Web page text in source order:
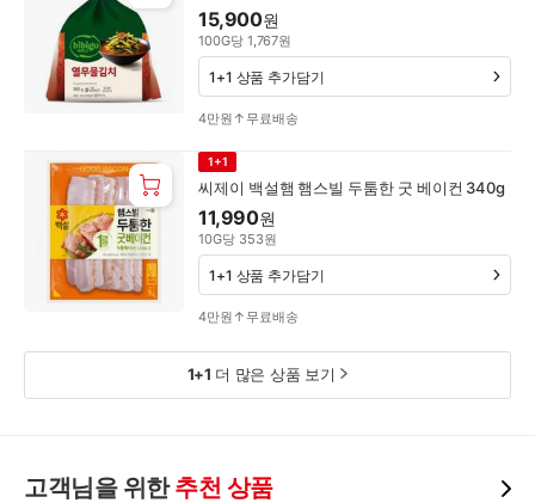
15,900원
100G당 1,767원
4만원↑무료배송
1+1 상품 추가담기
씨제이 백설햄 햄스빌 두툼한 굿 베이컨 340g
1+1
11,990원
10G당 353원
4만원↑무료배송
1+1 상품 추가담기
1+1 더 많은 상품 보기
고객님을 위한추천 상품